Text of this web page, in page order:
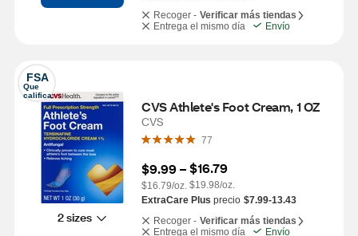
Recoger - Verificar más tiendas
Entrega el mismo día
Envío
FSA
Que
califica
2 sizes
CVS Athlete's Foot Cream, 1 OZ
CVS
77
$9.99 –
$16.79/oz.
$16.79
$19.98/oz.
ExtraCare Plus precio $7.99-13.43
Recoger - Verificar más tiendas
Entrega el mismo día
Envío